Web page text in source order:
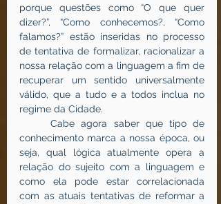
porque questões como “O que quer
dizer?”, “Como conhecemos?, “Como
falamos?” estão inseridas no processo
de tentativa de formalizar, racionalizar a
nossa relação com a linguagem a fim de
recuperar um sentido universalmente
válido, que a tudo e a todos inclua no
regime da Cidade.
	Cabe agora saber que tipo de
conhecimento marca a nossa época, ou
seja, qual lógica atualmente opera a
relação do sujeito com a linguagem e
como ela pode estar correlacionada
com as atuais tentativas de reformar a